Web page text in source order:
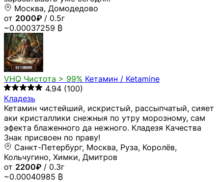
Москва, Домодедово
от 2000₽ / 0.5г
~0.00037259 ₿
VHQ Чистота > 99% Кетамин / Ketamine
4.94 (100)
Кладезь
Кетамин чистейший, искристый, рассыпчатый, сияет
аки кристаллики снежныя по утру морозному, сам
эфекта блаженного да нежного. Кладезя Качества
Знак присвоен по праву!
Санкт-Петербург, Москва, Руза, Королёв,
Кольчугино, Химки, Дмитров
от 2200₽ / 0.3г
~0.00040985 ₿